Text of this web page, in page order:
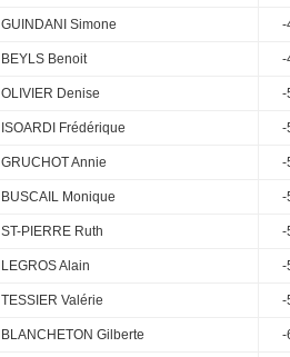
GUINDANI Simone -
BEYLS Benoit -
OLIVIER Denise -
ISOARDI Frédérique -
GRUCHOT Annie -
BUSCAIL Monique -
ST-PIERRE Ruth -
LEGROS Alain -
TESSIER Valérie -
BLANCHETON Gilberte -